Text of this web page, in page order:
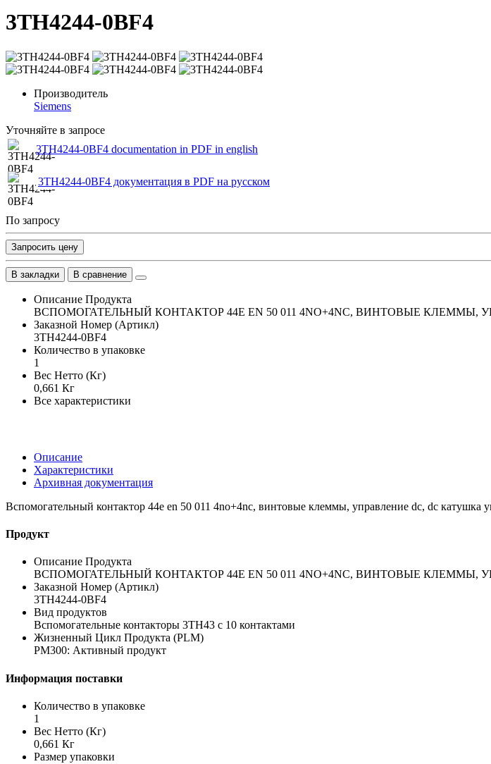
3TH4244-0BF4
Производитель
Siemens
Уточняйте в запросе
3TH4244-0BF4 documentation in PDF in english
3TH4244-0BF4 документация в PDF на русском
По запросу
Запросить цену
В закладки В сравнение
Описание Продукта
ВСПОМОГАТЕЛЬНЫЙ КОНТАКТОР 44E EN 50 011 4NO+4NC, ВИНТОВЫЕ КЛЕММЫ,
Заказной Номер (Артикл)
3TH4244-0BF4
Количество в упаковке
1
Вес Нетто (Кг)
0,661 Кг
Все характеристики
Описание
Характеристики
Архивная документация
Вспомогательный контактор 44e en 50 011 4no+4nc, винтовые клеммы, управление dc, dc катушка
Продукт
Описание Продукта
ВСПОМОГАТЕЛЬНЫЙ КОНТАКТОР 44E EN 50 011 4NO+4NC, ВИНТОВЫЕ КЛЕММЫ,
Заказной Номер (Артикл)
3TH4244-0BF4
Вид продуктов
Вспомогательные контакторы 3TH43 с 10 контактами
Жизненный Цикл Продукта (PLM)
PM300: Активный продукт
Информация поставки
Количество в упаковке
1
Вес Нетто (Кг)
0,661 Кг
Размер упаковки